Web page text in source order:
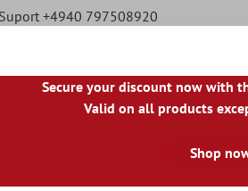
+4940 797508920
ES|PL|PT |FI |GR|RO |NO
Placi De Piatra
Secure your discount now with
Valid on all products
Shop